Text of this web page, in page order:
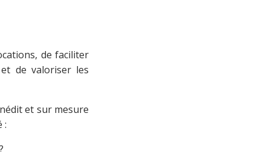
de faciliter
de valoriser les
et sur mesure
: